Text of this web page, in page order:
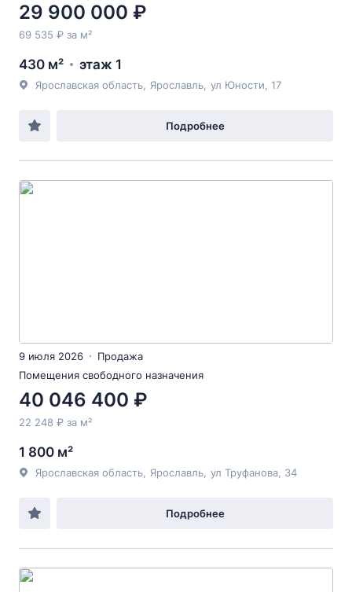
29 900 000 ₽
69 535 ₽ за м²
430 м² этаж 1
Ярославская область Ярославль ул Юности , 17
Подробнее
9 июля 2026
Продажа
Помещения свободного назначения
40 046 400 ₽
22 248 ₽ за м²
1 800 м²
Ярославская область Ярославль ул Труфанова , 34
Подробнее